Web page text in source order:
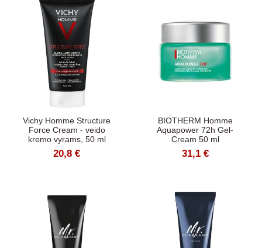
Vichy Homme Structure
Force Cream - veido
kremo vyrams, 50 ml
20,8 €
BIOTHERM Homme
Aquapower 72h Gel-
Cream 50 ml
31,1 €